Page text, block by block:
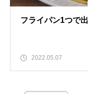
フライパン1つで
2022.05.07